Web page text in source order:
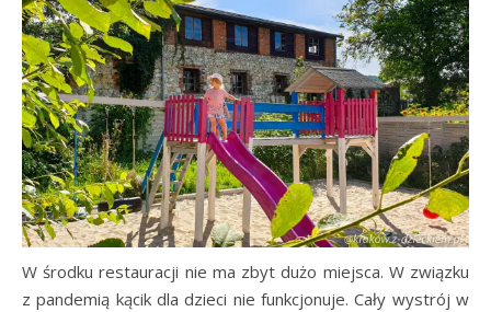
W środku restauracji nie ma zbyt dużo miejsca. W związku
z pandemią kącik dla dzieci nie funkcjonuje. Cały wystrój w